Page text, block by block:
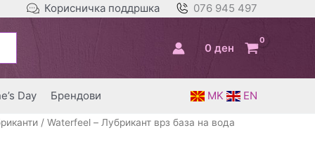
Корисничка поддршка 076 945 497
0 ден
Day Брендови MK EN
/ Waterfeel – Лубрикант врз база на вода